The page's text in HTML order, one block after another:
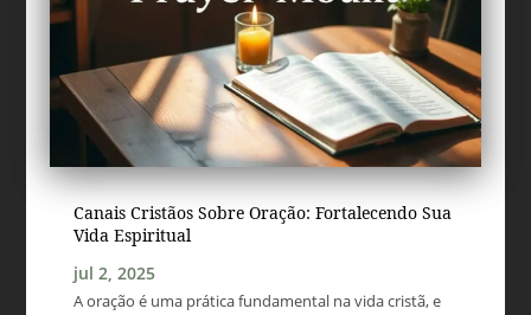
Canais Cristãos Sobre Oração: Fortalecendo Sua
Vida Espiritual
jul 2, 2025
A oração é uma prática fundamental na vida cristã, e